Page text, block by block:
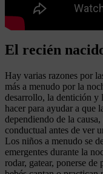
El recién
Hay varias razones por
más a menudo por la
desarrollo, la dentición y
hacer para ayudar a que
dependiendo de la
conductual antes de ver
Los niños a menudo se
emergentes durante la
rodar, gatear, ponerse